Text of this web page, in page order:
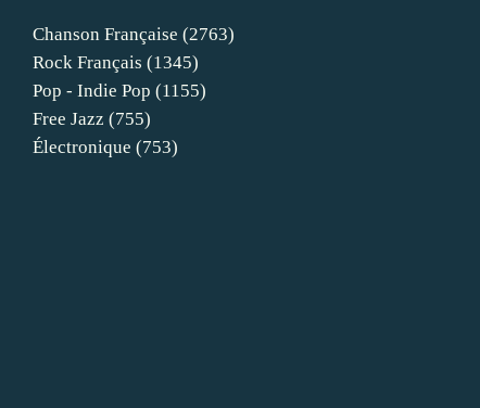
Chanson Française (2763)
Rock Français (1345)
Pop - Indie Pop (1155)
Free Jazz (755)
Électronique (753)